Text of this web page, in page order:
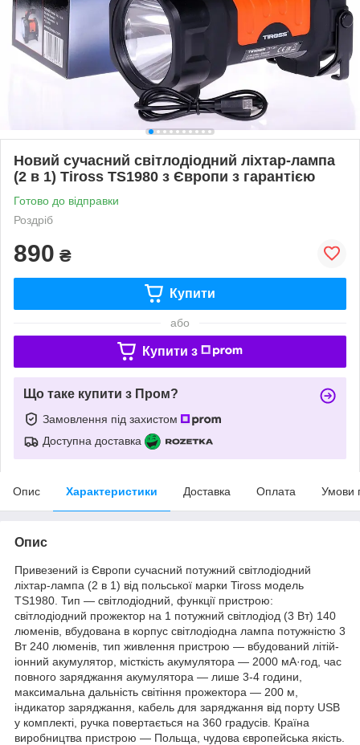
Новий сучасний світлодіодний ліхтар-лампа
(2 в 1) Tiross TS1980 з Європи з гарантією
Готово до відправки
Роздріб
890 ₴
Купити
або
Купити з
Що таке купити з Пром?
Замовлення під захистом
Доступна доставка
Опис Характеристики Доставка Оплата Умови
Опис
Привезений із Європи сучасний потужний світлодіодний
ліхтар-лампа (2 в 1) від польської марки Tiross модель
TS1980. Тип — світлодіодний, функції пристрою:
світлодіодний прожектор на 1 потужний світлодіод (3 Вт) 140
люменів, вбудована в корпус світлодіодна лампа потужністю 3
Вт 240 люменів, тип живлення пристрою — вбудований літій-
іонний акумулятор, місткість акумулятора — 2000 мА·год, час
повного заряджання акумулятора — лише 3-4 години,
максимальна дальність світіння прожектора — 200 м,
індикатор заряджання, кабель для заряджання від порту USB
у комплекті, ручка повертається на 360 градусів. Країна
виробництва пристрою — Польща, чудова європейська якість.